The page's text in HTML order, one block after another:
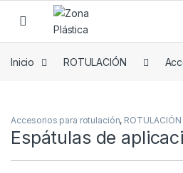
Skip to navigation
Skip to content
Inicio ROTULACIÓN
Accesorios para rotulación, ROTULACIÓN
Espátulas de